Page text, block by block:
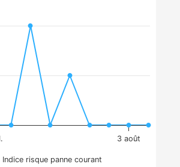
3 août
Indice risque panne courant